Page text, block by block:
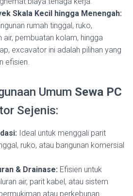
Skala Kecil hingga Menengah:
rumah tinggal, ruko,
air, pembuatan kolam, hingga
excavator ini adalah pilihan yang
efisien.
Umum Sewa PC
Sejenis:
Ideal untuk menggali parit
ruko, atau bangunan komersial
& Drainase: Efisien untuk
air, parit kabel, atau sistem
atau perkebunan.